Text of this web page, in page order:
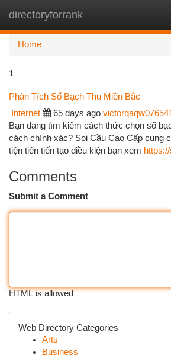
directoryforrank
Home
1
Phân Tích Số Bạch Thu Miền Bắc
Internet 65 days ago
Bạn đang tìm kiếm cách thức chọn số
cách chính xác? Soi Cầu Cao Cấp cung
tiện tiên tiến tạo điều kiện bạn xem
Comments
Submit a Comment
HTML is allowed
Web Directory Categories
Arts
Business